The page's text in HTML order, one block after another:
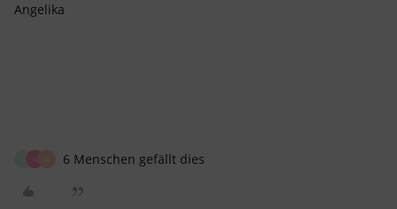
Angelika
N 6 Menschen gefällt dies